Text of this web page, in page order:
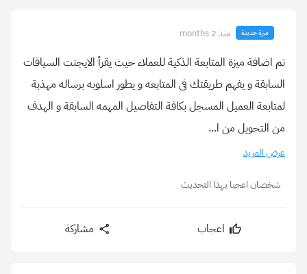
ميزة جديدة منذ 2 months
تم اضافة ميزة المتابعة الذكية للعملاء حيث يقرأ الايجنت السياقات
السابقة و يفهم طريقتك فى المتابعه و يطور اسلوبه برساله مهذبة
لمتابعة العميل المسجل بكافة التفاصيل المهمه السابقة و الهدف
من التحويل من ا...
عرض المزيد
شخصان اعجبا بهذا التحديث
اعجاب مشاركة